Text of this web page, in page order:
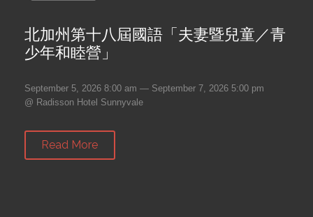
北加州第十八屆國語「夫妻暨兒童／青
少年和睦營」
September 5, 2026 8:00 am — September 7, 2026 5:00 pm
@ Radisson Hotel Sunnyvale
Read More